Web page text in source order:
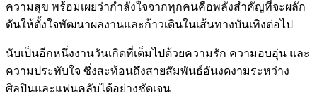
ความสุข พร้อมเผยว่ากำลังใจจากทุกคนคือพลังสำคัญที่จะผลัก
ดันให้ตั้งใจพัฒนาผลงานและก้าวเดินในเส้นทางบันเทิงต่อไป
นับเป็นอีกหนึ่งงานวันเกิดที่เต็มไปด้วยความรัก ความอบอุ่น และ
ความประทับใจ ซึ่งสะท้อนถึงสายสัมพันธ์อันงดงามระหว่าง
ศิลปินและแฟนคลับได้อย่างชัดเจน